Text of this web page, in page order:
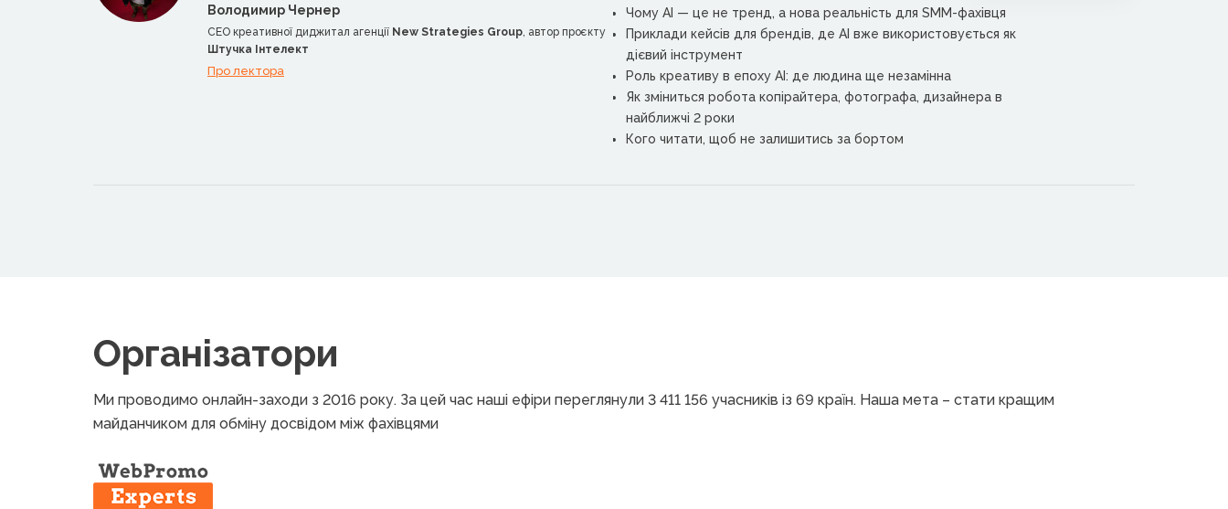
Володимир Чернер
CEO креативної диджитал агенції New Strategies Group, автор проєкту
Штучка Інтелект
Про лектора
Чому АІ — це не тренд, а нова реальність для SMM-фахівця
Приклади кейсів для брендів, де АІ вже використовується як
дієвий інструмент
Роль креативу в епоху АІ: де людина ще незамінна
Як зміниться робота копірайтера, фотографа, дизайнера в
найближчі 2 роки
Кого читати, щоб не залишитись за бортом
Організатори
Ми проводимо онлайн-заходи з 2016 року. За цей час наші ефіри переглянули 3 411 156 учасників із 69 країн. Наша мета – стати кращим
майданчиком для обміну досвідом між фахівцями